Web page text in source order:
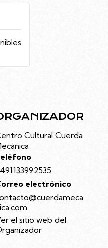
Cultural Cuerda
electrónico
el sitio web del